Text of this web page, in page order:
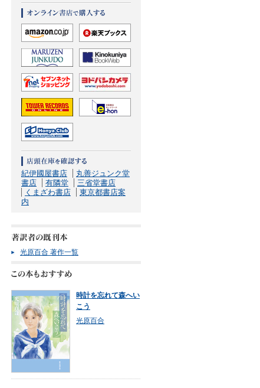
紀伊國屋書店
丸善ジュンク堂
書店
有隣堂
三省堂書店
くまざわ書店
東京都書店案
内
光原百合 著作一覧
時計を忘れて森へい
こう
光原百合